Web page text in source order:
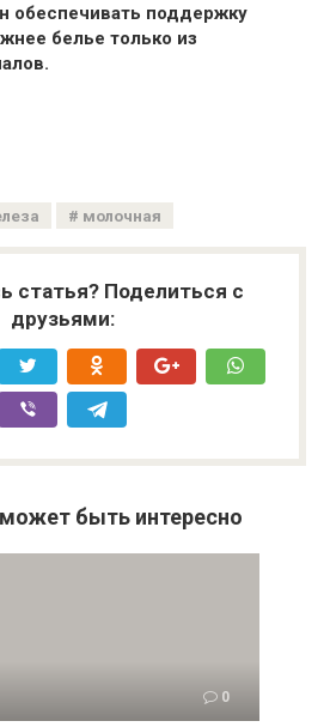
обеспечивать поддержку
белье только из
молочная
статья? Поделиться с
друзьями:
быть интересно
0